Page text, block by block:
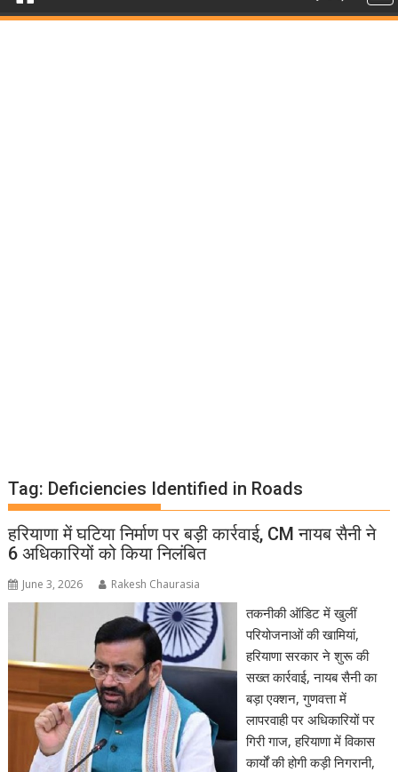
Tag: Deficiencies Identified in Roads
हरियाणा में घटिया निर्माण पर बड़ी कार्रवाई, CM नायब सैनी ने
6 अधिकारियों को किया निलंबित
June 3, 2026 Rakesh Chaurasia
तकनीकी ऑडिट में खुलीं
परियोजनाओं की खामियां,
हरियाणा सरकार ने शुरू की
सख्त कार्रवाई, नायब सैनी का
बड़ा एक्शन, गुणवत्ता में
लापरवाही पर अधिकारियों पर
गिरी गाज, हरियाणा में विकास
कार्यों की होगी कड़ी निगरानी,